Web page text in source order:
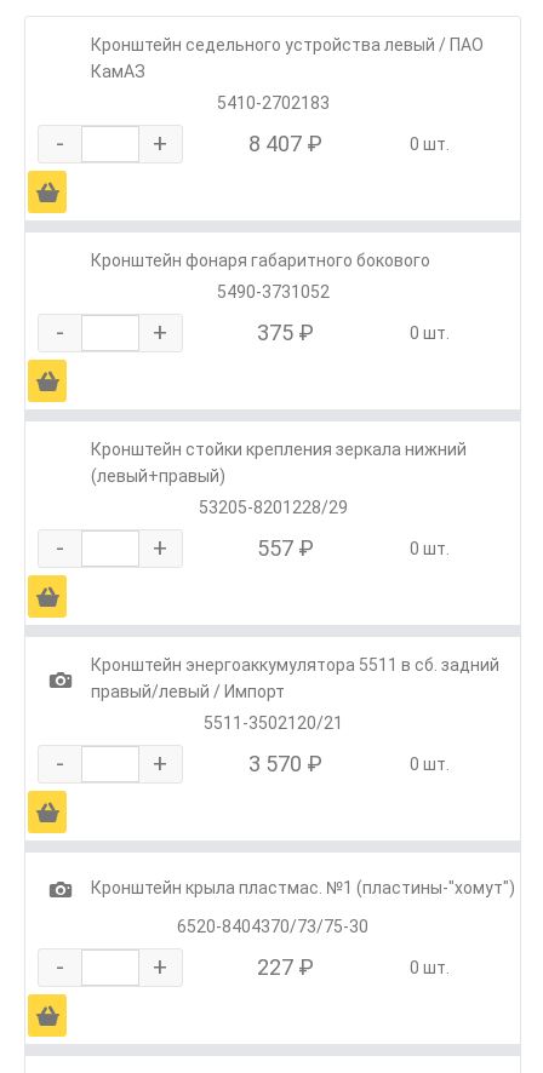
Кронштейн седельного устройства левый / ПАО
КамАЗ
5410-2702183
- + 8 407 ₽ 0 шт.
Ä
Кронштейн фонаря габаритного бокового
5490-3731052
- + 375 ₽ 0 шт.
Ä
Кронштейн стойки крепления зеркала нижний
(левый+правый)
53205-8201228/29
- + 557 ₽ 0 шт.
Ä
1
Кронштейн энергоаккумулятора 5511 в сб. задний
правый/левый / Импорт
5511-3502120/21
- + 3 570 ₽ 0 шт.
Ä
1
Кронштейн крыла пластмас. №1 (пластины-"хомут")
6520-8404370/73/75-30
- + 227 ₽ 0 шт.
Ä